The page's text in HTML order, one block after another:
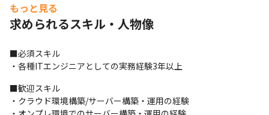
もっと見る
求められるスキル・人物像
■必須スキル
・各種ITエンジニアとしての実務経験3年以上
■歓迎スキル
・クラウド環境構築/サーバー構築・運用の経験